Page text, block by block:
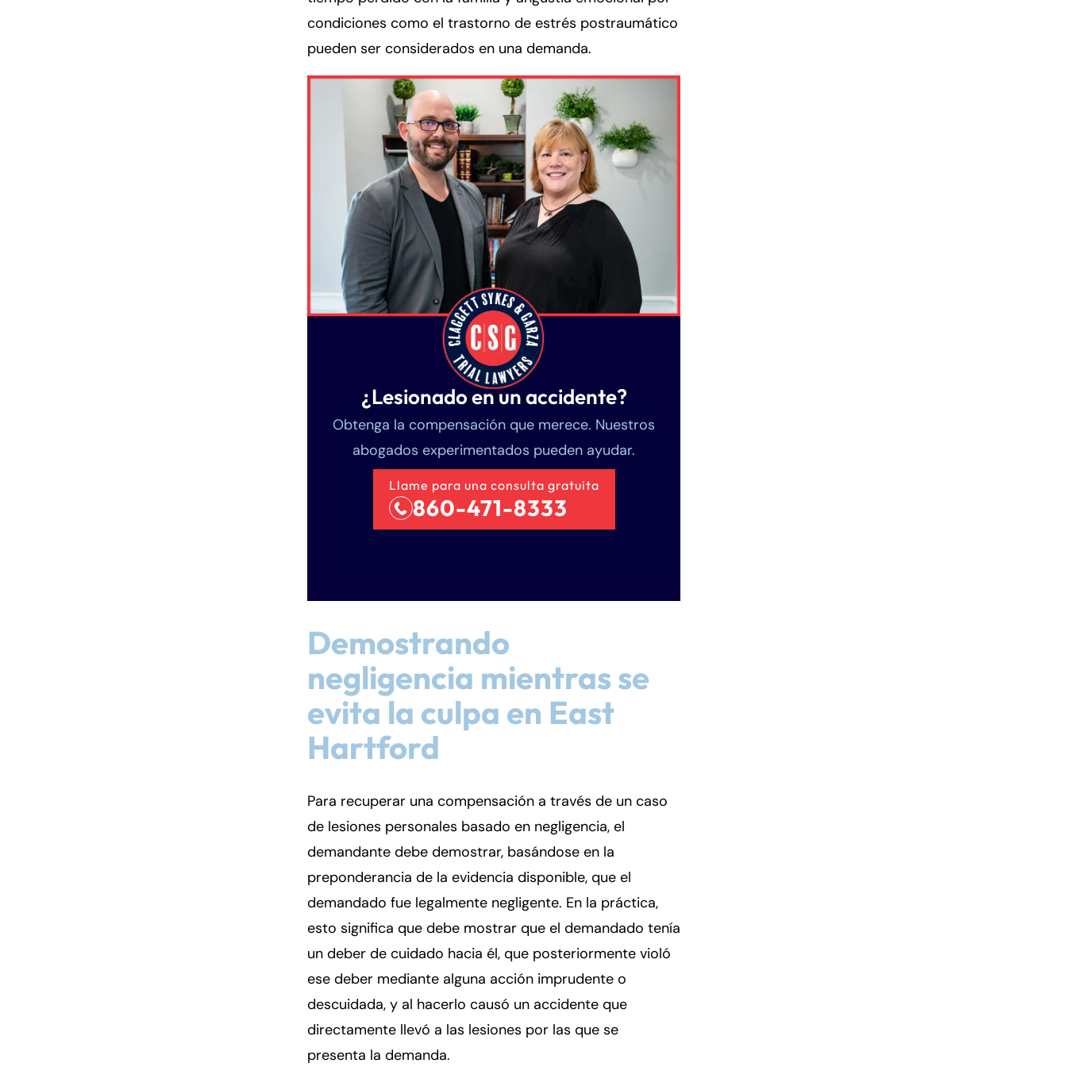
condiciones como el trastorno de estrés postraumático
pueden ser considerados en una demanda.
¿Lesionado en un accidente?
Obtenga la compensación que merece. Nuestros
abogados experimentados pueden ayudar.
Llame para una consulta gratuita
860-471-8333
Demostrando
negligencia mientras se
evita la culpa en East
Hartford
Para recuperar una compensación a través de un caso
de lesiones personales basado en negligencia, el
demandante debe demostrar, basándose en la
preponderancia de la evidencia disponible, que el
demandado fue legalmente negligente. En la práctica,
esto significa que debe mostrar que el demandado tenía
un deber de cuidado hacia él, que posteriormente violó
ese deber mediante alguna acción imprudente o
descuidada, y al hacerlo causó un accidente que
directamente llevó a las lesiones por las que se
presenta la demanda.